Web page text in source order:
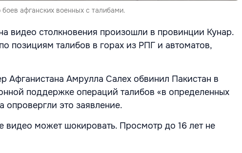
афганских военных с талибами.
видео столкновения произошли в провинции Кунар.
позициям талибов в горах из РПГ и автоматов,
Афганистана Амрулла Салех обвинил Пакистан в
поддержке операций талибов «в определенных
это заявление.
видео может шокировать. Просмотр до 16 лет не